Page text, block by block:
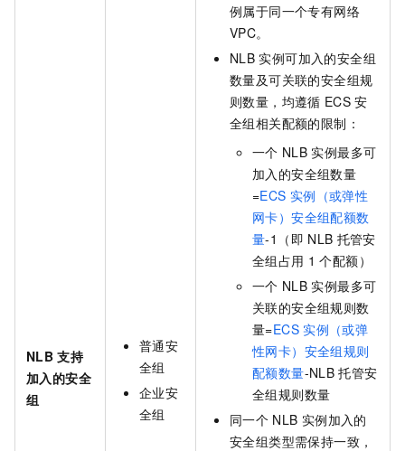
NLB 支持
加入的安全
组
普通安
全组
企业安
全组
例属于同一个专有网络
VPC。
NLB 实例可加入的安全组
数量及可关联的安全组规
则数量，均遵循 ECS 安
全组相关配额的限制：
一个 NLB 实例最多可
加入的安全组数量
=ECS 实例（或弹性
网卡）安全组配额数
量-1（即 NLB 托管安
全组占用 1 个配额）
一个 NLB 实例最多可
关联的安全组规则数
量=ECS 实例（或弹
性网卡）安全组规则
配额数量-NLB 托管安
全组规则数量
同一个 NLB 实例加入的
安全组类型需保持一致，